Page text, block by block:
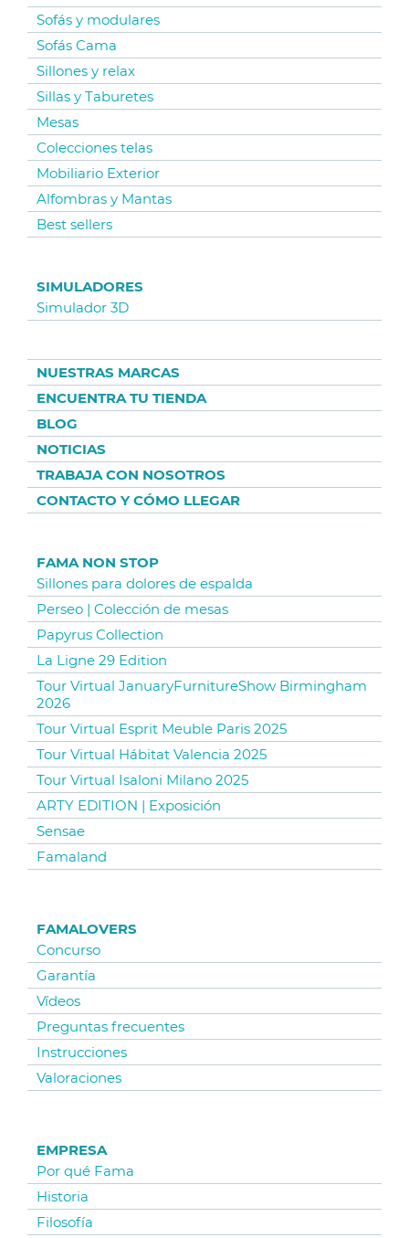
Sofás y modulares
Sofás Cama
Sillones y relax
Sillas y Taburetes
Mesas
Colecciones telas
Mobiliario Exterior
Alfombras y Mantas
Best sellers
SIMULADORES
Simulador 3D
NUESTRAS MARCAS
ENCUENTRA TU TIENDA
BLOG
NOTICIAS
TRABAJA CON NOSOTROS
CONTACTO Y CÓMO LLEGAR
FAMA NON STOP
Sillones para dolores de espalda
Perseo | Colección de mesas
Papyrus Collection
La Ligne 29 Edition
Tour Virtual JanuaryFurnitureShow Birmingham
2026
Tour Virtual Esprit Meuble Paris 2025
Tour Virtual Hábitat Valencia 2025
Tour Virtual Isaloni Milano 2025
ARTY EDITION | Exposición
Sensae
Famaland
FAMALOVERS
Concurso
Garantía
Vídeos
Preguntas frecuentes
Instrucciones
Valoraciones
EMPRESA
Por qué Fama
Historia
Filosofía